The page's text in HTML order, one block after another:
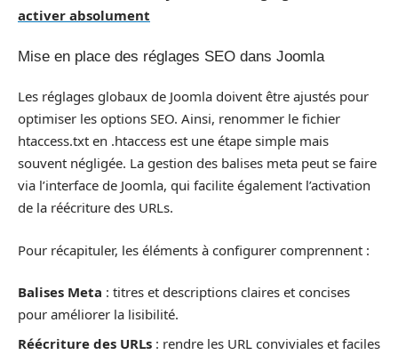
activer absolument
Mise en place des réglages SEO dans Joomla
Les réglages globaux de Joomla doivent être ajustés pour
optimiser les options SEO. Ainsi, renommer le fichier
htaccess.txt en .htaccess est une étape simple mais
souvent négligée. La gestion des balises meta peut se faire
via l’interface de Joomla, qui facilite également l’activation
de la réécriture des URLs.
Pour récapituler, les éléments à configurer comprennent :
Balises Meta : titres et descriptions claires et concises
pour améliorer la lisibilité.
Réécriture des URLs : rendre les URL conviviales et faciles